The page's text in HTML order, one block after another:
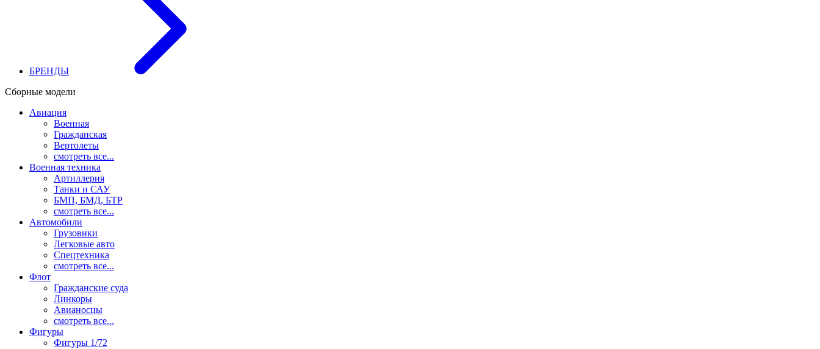
БРЕНДЫ
Сборные модели
Авиация
Военная
Гражданская
Вертолеты
смотреть все...
Военная техника
Артиллерия
Танки и САУ
БМП, БМД, БТР
смотреть все...
Автомобили
Грузовики
Легковые авто
Спецтехника
смотреть все...
Флот
Гражданские суда
Линкоры
Авианосцы
смотреть все...
Фигуры
Фигуры 1/72